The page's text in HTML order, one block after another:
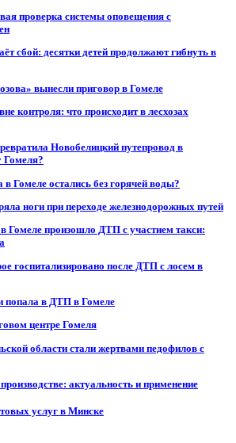
проверка системы оповещения с
сбой: десятки детей продолжают гибнуть в
вынесли приговор в Гомеле
контроля: что происходит в лесхозах
Новобелицкий путепровод в
Гомеля?
Гомеле остались без горячей воды?
ноги при переходе железнодорожных путей
Гомеле произошло ДТП с участием такси:
госпитализировано после ДТП с лосем в
в ДТП в Гомеле
центре Гомеля
области стали жертвами педофилов с
актуальность и применение
услуг в Минске